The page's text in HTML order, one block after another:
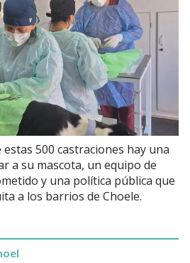
500 castraciones hay una
a su mascota, un equipo de
y una política pública que
a los barrios de Choele.